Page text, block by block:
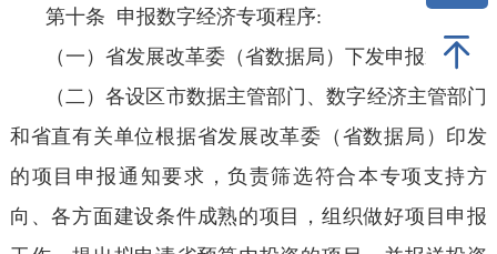
第十条 申报数字经济专项程序:
（一）省发展改革委（省数据局）下发申报通知。
（二）各设区市数据主管部门、数字经济主管部门
和省直有关单位根据省发展改革委（省数据局）印发
的项目申报通知要求，负责筛选符合本专项支持方
向、各方面建设条件成熟的项目，组织做好项目申报